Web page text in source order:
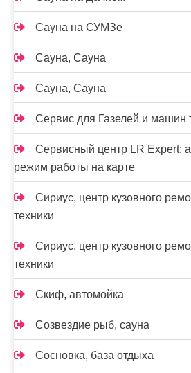
Сауна на СУМЗе
Сауна, Сауна
Сауна, Сауна
Сервис для Газелей и машин
Сервисный центр LR Expert:
режим работы на карте
Сириус, центр кузовного
техники
Сириус, центр кузовного
техники
Скиф, автомойка
Созвездие рыб, сауна
Сосновка, база отдыха